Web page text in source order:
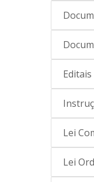
Editais
Lei
Lei